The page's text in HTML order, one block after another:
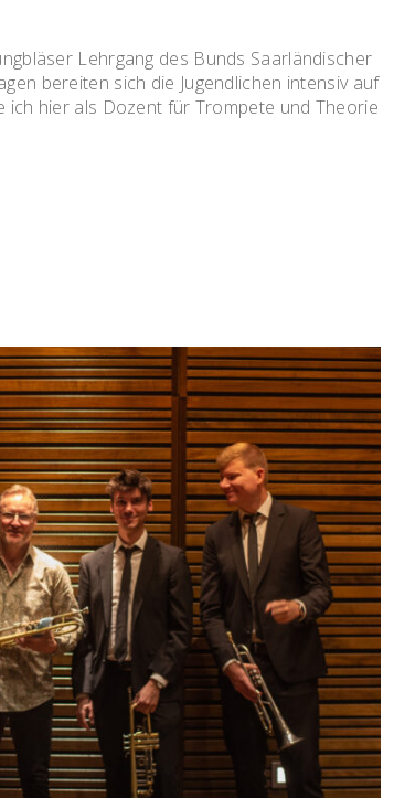
Lehrgang des Bunds Saarländischer
bereiten sich die Jugendlichen intensiv auf
ich hier als Dozent für Trompete und Theorie